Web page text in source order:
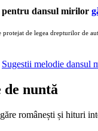
pentru dansul mirilor
protejat de legea drepturilor de
Sugestii melodie dansul
nuntă
românești și hituri